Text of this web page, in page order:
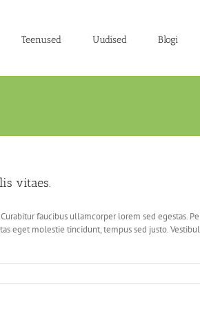
Teenused Uudised Blogi
vitaes.
faucibus ullamcorper lorem sed egestas.
eget molestie tincidunt, tempus sed justo.